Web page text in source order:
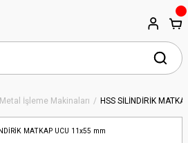
Metal İşleme Makinaları HSS SİLİNDİRİK